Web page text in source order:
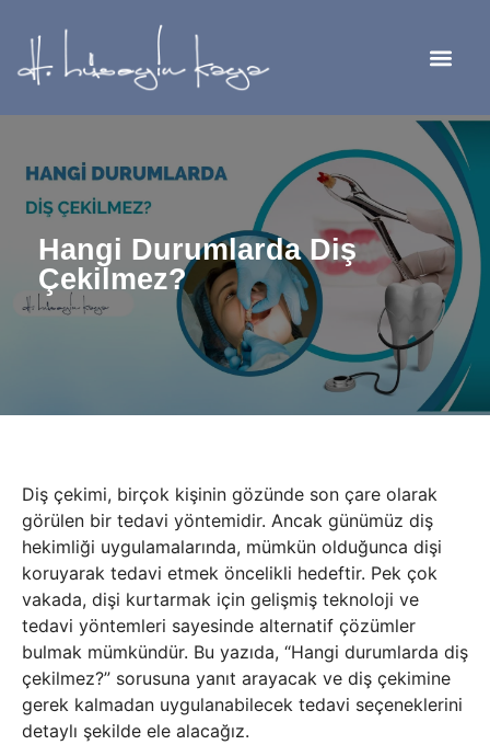
Hangi Durumlarda Diş
Çekilmez?
Diş çekimi, birçok kişinin gözünde son çare olarak
görülen bir tedavi yöntemidir. Ancak günümüz diş
hekimliği uygulamalarında, mümkün olduğunca dişi
koruyarak tedavi etmek öncelikli hedeftir. Pek çok
vakada, dişi kurtarmak için gelişmiş teknoloji ve
tedavi yöntemleri sayesinde alternatif çözümler
bulmak mümkündür. Bu yazıda, “Hangi durumlarda diş
çekilmez?” sorusuna yanıt arayacak ve diş çekimine
gerek kalmadan uygulanabilecek tedavi seçeneklerini
detaylı şekilde ele alacağız.